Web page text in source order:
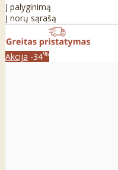
Į palyginimą
Į norų sąrašą
Akcija -34%